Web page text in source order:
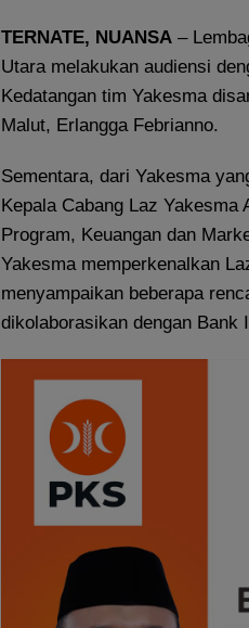
TERNATE, NUANSA –
Utara melakukan audiensi
Kedatangan tim Yakesma
Malut, Erlangga Febrianno.
Sementara, dari Yakesma
Kepala Cabang Laz Yakesma
Program, Keuangan dan
Yakesma memperkenalkan
menyampaikan beberapa
dikolaborasikan dengan Bank